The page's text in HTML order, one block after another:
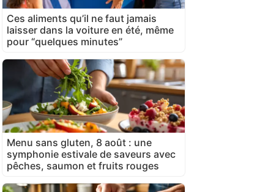
Ces aliments qu’il ne faut jamais
laisser dans la voiture en été, même
pour “quelques minutes”
Menu sans gluten, 8 août : une
symphonie estivale de saveurs avec
pêches, saumon et fruits rouges